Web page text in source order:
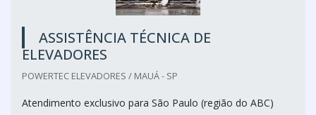
ASSISTÊNCIA TÉCNICA DE
ELEVADORES
POWERTEC ELEVADORES / MAUÁ - SP
Atendimento exclusivo para São Paulo (região do ABC)